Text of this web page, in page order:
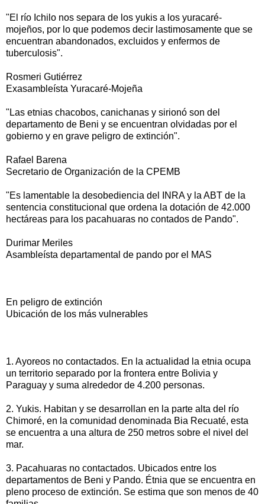
"El río Ichilo nos separa de los yukis a los yuracaré-
mojeños, por lo que podemos decir lastimosamente que se
encuentran abandonados, excluidos y enfermos de
tuberculosis".
Rosmeri Gutiérrez
Exasambleísta Yuracaré-Mojeña
"Las etnias chacobos, canichanas y sirionó son del
departamento de Beni y se encuentran olvidadas por el
gobierno y en grave peligro de extinción".
Rafael Barena
Secretario de Organización de la CPEMB
"Es lamentable la desobediencia del INRA y la ABT de la
sentencia constitucional que ordena la dotación de 42.000
hectáreas para los pacahuaras no contados de Pando".
Durimar Meriles
Asambleísta departamental de pando por el MAS
En peligro de extinción
Ubicación de los más vulnerables
1. Ayoreos no contactados. En la actualidad la etnia ocupa
un territorio separado por la frontera entre Bolivia y
Paraguay y suma alrededor de 4.200 personas.
2. Yukis. Habitan y se desarrollan en la parte alta del río
Chimoré, en la comunidad denominada Bia Recuaté, esta
se encuentra a una altura de 250 metros sobre el nivel del
mar.
3. Pacahuaras no contactados. Ubicados entre los
departamentos de Beni y Pando. Étnia que se encuentra en
pleno proceso de extinción. Se estima que son menos de 40